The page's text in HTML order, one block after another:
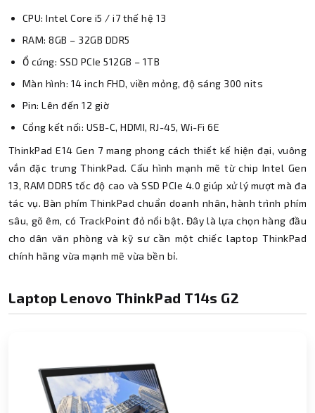
CPU: Intel Core i5 / i7 thế hệ 13
RAM: 8GB – 32GB DDR5
Ổ cứng: SSD PCIe 512GB – 1TB
Màn hình: 14 inch FHD, viền mỏng, độ sáng 300 nits
Pin: Lên đến 12 giờ
Cổng kết nối: USB-C, HDMI, RJ-45, Wi-Fi 6E
ThinkPad E14 Gen 7 mang phong cách thiết kế hiện đại, vuông
vắn đặc trưng ThinkPad. Cấu hình mạnh mẽ từ chip Intel Gen
13, RAM DDR5 tốc độ cao và SSD PCIe 4.0 giúp xử lý mượt mà đa
tác vụ. Bàn phím ThinkPad chuẩn doanh nhân, hành trình phím
sâu, gõ êm, có TrackPoint đỏ nổi bật. Đây là lựa chọn hàng đầu
cho dân văn phòng và kỹ sư cần một chiếc laptop ThinkPad
chính hãng vừa mạnh mẽ vừa bền bỉ.
Laptop Lenovo ThinkPad T14s G2